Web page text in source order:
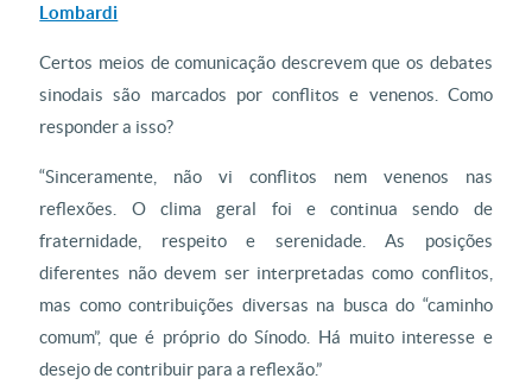
Lombardi
Certos meios de comunicação descrevem que os debates
sinodais são marcados por conflitos e venenos. Como
responder a isso?
“Sinceramente, não vi conflitos nem venenos nas
reflexões. O clima geral foi e continua sendo de
fraternidade, respeito e serenidade. As posições
diferentes não devem ser interpretadas como conflitos,
mas como contribuições diversas na busca do “caminho
comum”, que é próprio do Sínodo. Há muito interesse e
desejo de contribuir para a reflexão.”